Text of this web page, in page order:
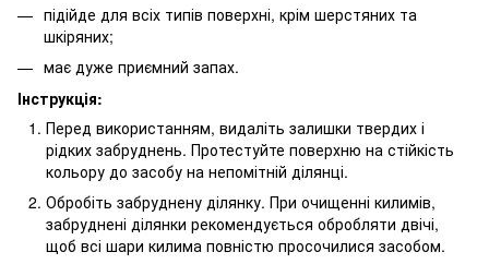
підійде для всіх типів поверхні, крім шерстяних та
шкіряних;
має дуже приємний запах.
Інструкція:
Перед використанням, видаліть залишки твердих і
рідких забруднень. Протестуйте поверхню на стійкість
кольору до засобу на непомітній ділянці.
Обробіть забруднену ділянку. При очищенні килимів,
забруднені ділянки рекомендується обробляти двічі,
щоб всі шари килима повністю просочилися засобом.